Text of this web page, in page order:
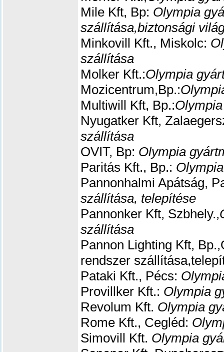
Mile Kft, Bp: Olympia
szállítása,biztonsági
Minkovill Kft., Miskolc:
szállítása
Molker Kft.:Olympia
Mozicentrum,Bp.:
Multiwill Kft, Bp.:
Nyugatker Kft,
szállítása
OVIT, Bp: Olympia
Paritás Kft., Bp.:
Pannonhalmi Apátság,
szállítása, telepítése
Pannonker Kft, Szbhely.,
szállítása
Pannon Lighting Kft,
rendszer
Pataki Kft., Pécs:
Provillker Kft.: Olympia
Revolum Kft. Olympia
Rome Kft., Cegléd:
Simovill Kft. Olympia